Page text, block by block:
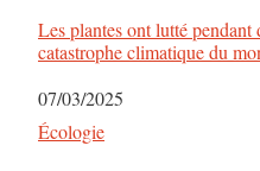
Les plantes ont lutté pendant
catastrophe climatique du
Date
07/03/2025
Par rapport à
Écologie